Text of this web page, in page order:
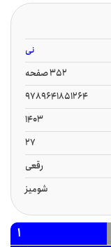
نی
352 صفحه
9789641851264
1403
27
رقعی
شومیز
1